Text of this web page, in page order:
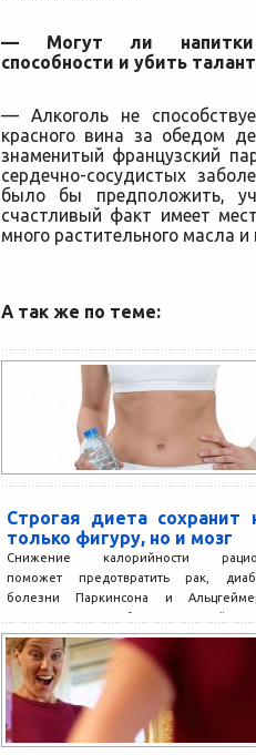
— Могут ли напитки
способности и убить
— Алкоголь не
красного вина за обедом
знаменитый французский
сердечно-сосудистых
было бы предположить,
счастливый факт имеет
много растительного масла
А так же по теме:
Строгая диета сохранит
только фигуру, но и мозг
Снижение калорийности
поможет предотвратить рак,
болезни Паркинсона и
Сокращение потребления калорий до
800 в день поможет организму...